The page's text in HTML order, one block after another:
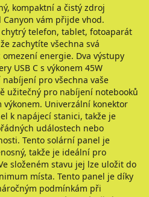
kompaktní a čistý zdroj
vám přijde vhod.
telefon, tablet, fotoaparát
zachytíte všechna svá
energie. Dva výstupy
USB C s výkonem 45W
pro všechna vaše
užitečný pro nabíjení notebooků
výkonem. Univerzální konektor
k napájecí stanici, takže je
událostech nebo
Tento solární panel je
takže je ideální pro
složeném stavu jej lze uložit do
místa. Tento panel je díky
podmínkám při